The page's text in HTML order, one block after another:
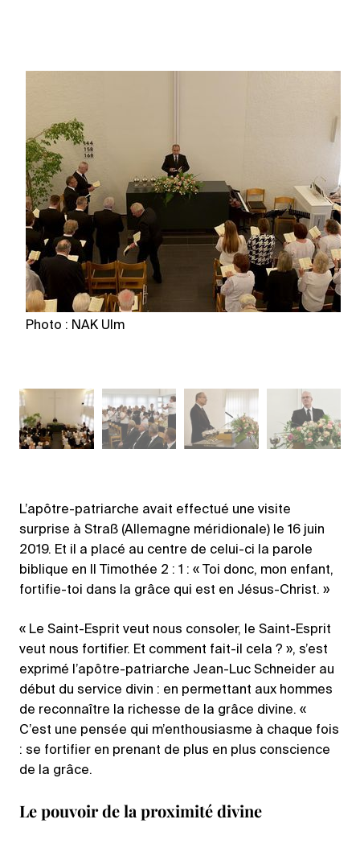
Photo : NAK Ulm
L’apôtre-patriarche avait effectué une visite
surprise à Straß (Allemagne méridionale) le 16 juin
2019. Et il a placé au centre de celui-ci la parole
biblique en II Timothée 2 : 1 : « Toi donc, mon enfant,
fortifie-toi dans la grâce qui est en Jésus-Christ. »
« Le Saint-Esprit veut nous consoler, le Saint-Esprit
veut nous fortifier. Et comment fait-il cela ? », s’est
exprimé l’apôtre-patriarche Jean-Luc Schneider au
début du service divin : en permettant aux hommes
de reconnaître la richesse de la grâce divine. «
C’est une pensée qui m’enthousiasme à chaque fois
: se fortifier en prenant de plus en plus conscience
de la grâce.
Le pouvoir de la proximité divine